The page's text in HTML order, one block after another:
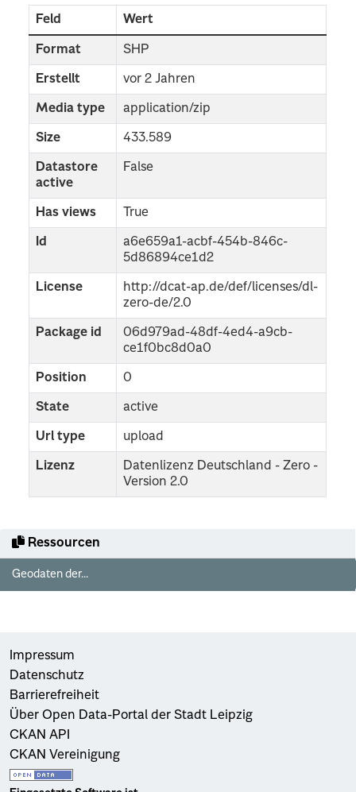
Ressourcen
Geodaten der...
Feld Wert
Format SHP
Erstellt vor 2 Jahren
Media type application/zip
Size 433.589
Datastore
active
False
Has views True
Id
a6e659a1-acbf-454b-846c-
5d86894ce1d2
License
http://dcat-ap.de/def/licenses/dl-
zero-de/2.0
Package id
06d979ad-48df-4ed4-a9cb-
ce1f0bc8d0a0
Position 0
State active
Url type upload
Lizenz
Datenlizenz Deutschland - Zero -
Version 2.0
Impressum
Datenschutz
Barrierefreiheit
Über Open Data-Portal der Stadt Leipzig
CKAN API
CKAN Vereinigung